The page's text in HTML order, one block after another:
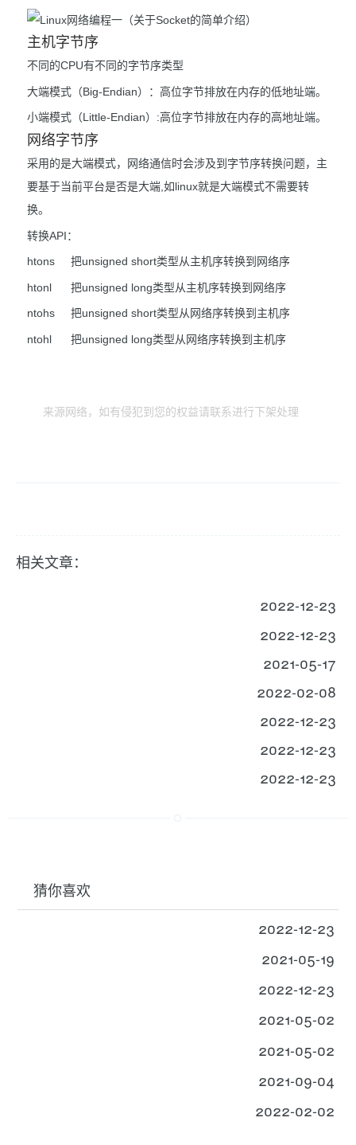
主机字节序
不同的CPU有不同的字节序类型
大端模式（Big-Endian）：高位字节排放在内存的低地址端。
小端模式（Little-Endian）:高位字节排放在内存的高地址端。
网络字节序
采用的是大端模式，网络通信时会涉及到字节序转换问题，主
要基于当前平台是否是大端,如linux就是大端模式不需要转
换。
转换API：
htons 把unsigned short类型从主机序转换到网络序
htonl 把unsigned long类型从主机序转换到网络序
ntohs 把unsigned short类型从网络序转换到主机序
ntohl 把unsigned long类型从网络序转换到主机序
来源网络，如有侵犯到您的权益请联系进行下架处理
相关文章：
2022-12-23
2022-12-23
2021-05-17
2022-02-08
2022-12-23
2022-12-23
2022-12-23
猜你喜欢
2022-12-23
2021-05-19
2022-12-23
2021-05-02
2021-05-02
2021-09-04
2022-02-02